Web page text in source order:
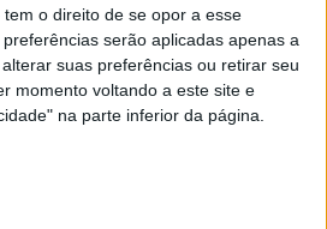
o direito de se opor a esse
serão aplicadas apenas a
suas preferências ou retirar seu
momento voltando a este site e
na parte inferior da página.
15, no concelho de Portalegre,
de militares do Núcleo
a Vítimas Específicas (NIAVE).